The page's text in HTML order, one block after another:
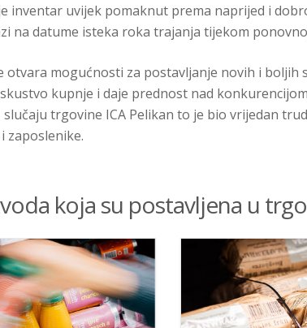
inventar uvijek pomaknut prema naprijed i
na datume isteka roka trajanja tijekom
mogućnosti za postavljanje novih i boljih
kupnje i daje prednost nad
trgovine ICA Pelikan to je bio vrijedan
zaposlenike.
koja su postavljena u